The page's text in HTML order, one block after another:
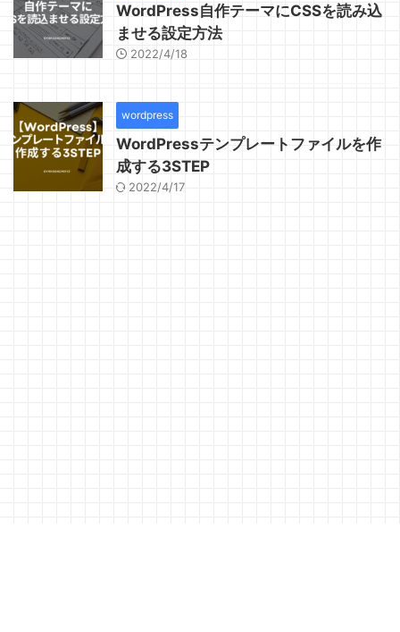
WordPress自作テーマにCSSを読み込
ませる設定方法
2022/4/18
wordpress
WordPressテンプレートファイルを作
成する3STEP
2022/4/17